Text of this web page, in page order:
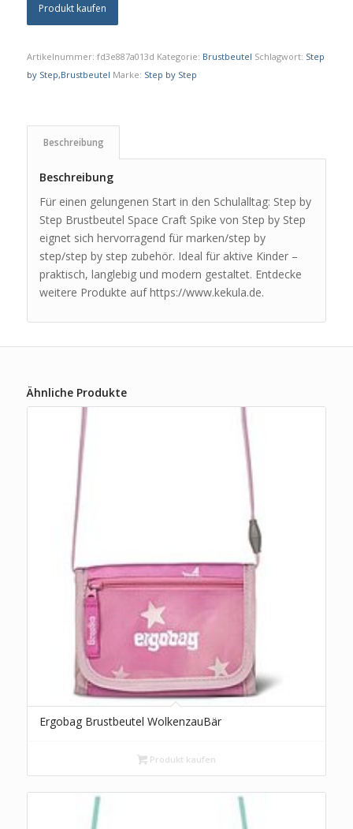
Produkt kaufen
Artikelnummer: fd3e887a013d Kategorie: Brustbeutel Schlagwort: Step
by Step,Brustbeutel Marke: Step by Step
Beschreibung
Beschreibung
Für einen gelungenen Start in den Schulalltag: Step by
Step Brustbeutel Space Craft Spike von Step by Step
eignet sich hervorragend für marken/step by
step/step by step zubehör. Ideal für aktive Kinder –
praktisch, langlebig und modern gestaltet. Entdecke
weitere Produkte auf https://www.kekula.de.
Ähnliche Produkte
Ergobag Brustbeutel WolkenzauBär
Produkt kaufen